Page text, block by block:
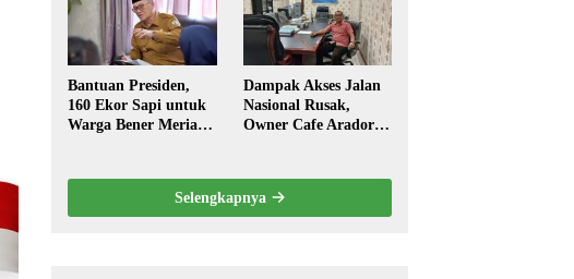
Bantuan Presiden,
160 Ekor Sapi untuk
Warga Bener Meriah
Dampak Akses Jalan
Nasional Rusak,
Owner Cafe Arador
Selengkapnya